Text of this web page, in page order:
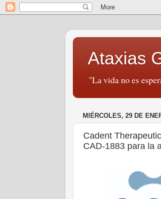
Ataxias
"La vida no es
MIÉRCOLES, 29 DE
Cadent
CAD-1883 para la